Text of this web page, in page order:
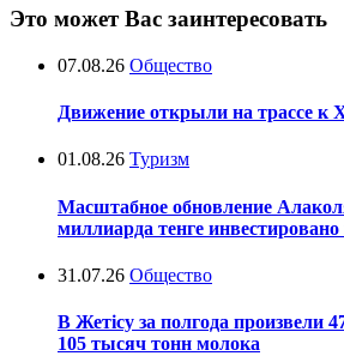
Это может Вас заинтересовать
07.08.26 Общество
Движение открыли на трассе к
01.08.26 Туризм
Масштабное обновление
миллиарда тенге
31.07.26 Общество
В Жетісу за полгода произвели
105 тысяч тонн молока